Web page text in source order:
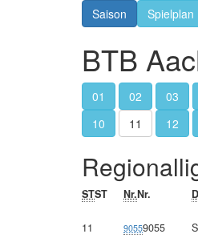
Saison Spielplan
BTB
01 02 03
10
11 12
STST Nr.Nr.
11 90559055